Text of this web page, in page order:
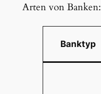
Arten von Banken:
Banktyp